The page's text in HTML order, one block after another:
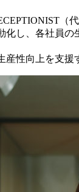
（
化し、各社員
性向上を支